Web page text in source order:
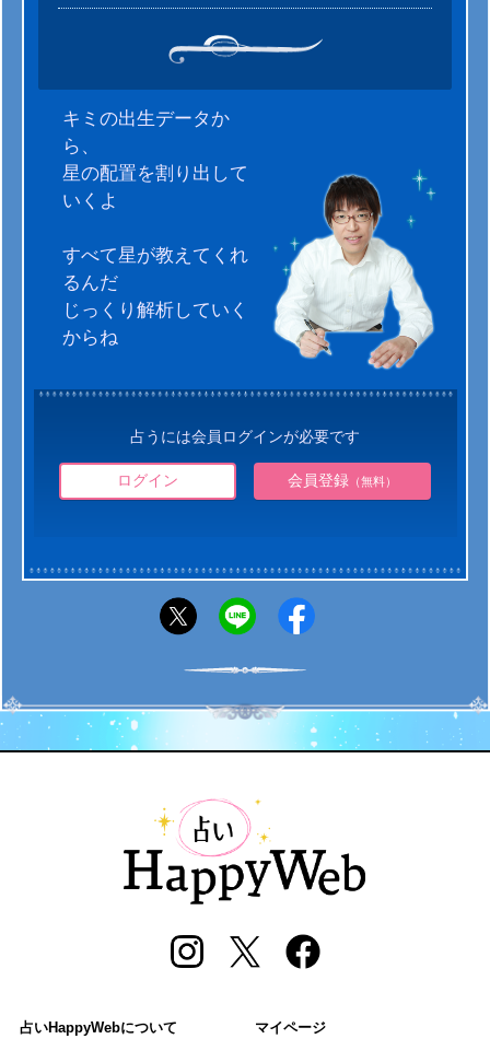
キミの出生データか
ら、
星の配置を割り出して
いくよ
すべて星が教えてくれ
るんだ
じっくり解析していく
からね
占うには会員ログインが必要です
ログイン 会員登録（無料）
占いHappyWebについて マイページ